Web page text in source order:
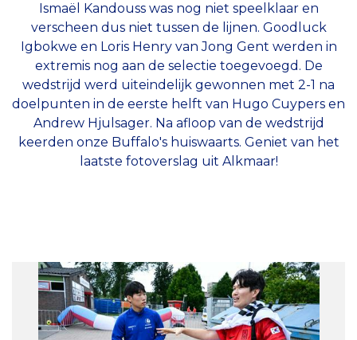
Ismaël Kandouss was nog niet speelklaar en
verscheen dus niet tussen de lijnen. Goodluck
Igbokwe en Loris Henry van Jong Gent werden in
extremis nog aan de selectie toegevoegd. De
wedstrijd werd uiteindelijk gewonnen met 2-1 na
doelpunten in de eerste helft van Hugo Cuypers en
Andrew Hjulsager. Na afloop van de wedstrijd
keerden onze Buffalo's huiswaarts. Geniet van het
laatste fotoverslag uit Alkmaar!